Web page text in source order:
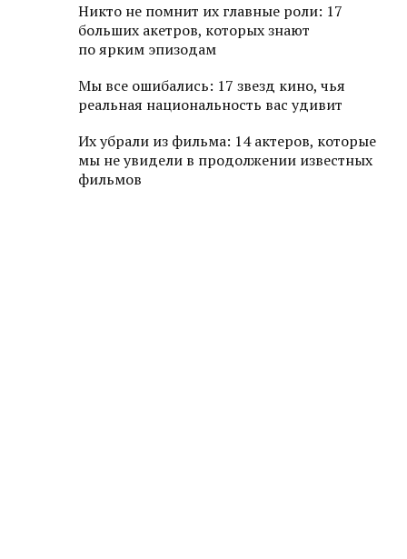
Никто не помнит их главные роли: 17
больших акетров, которых знают
по ярким эпизодам
Мы все ошибались: 17 звезд кино, чья
реальная национальность вас удивит
Их убрали из фильма: 14 актеров, которые
мы не увидели в продолжении известных
фильмов